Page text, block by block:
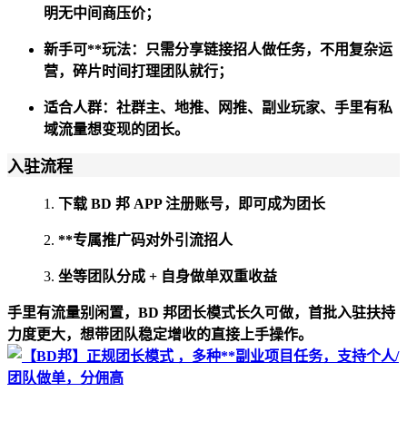
明无中间商压价；
新手可**玩法：只需分享链接招人做任务，不用复杂运
营，碎片时间打理团队就行；
适合人群：社群主、地推、网推、副业玩家、手里有私
域流量想变现的团长。
入驻流程
下载 BD 邦 APP 注册账号，即可成为团长
**专属推广码对外引流招人
坐等团队分成 + 自身做单双重收益
手里有流量别闲置，BD 邦团长模式长久可做，首批入驻扶持
力度更大，想带团队稳定增收的直接上手操作。